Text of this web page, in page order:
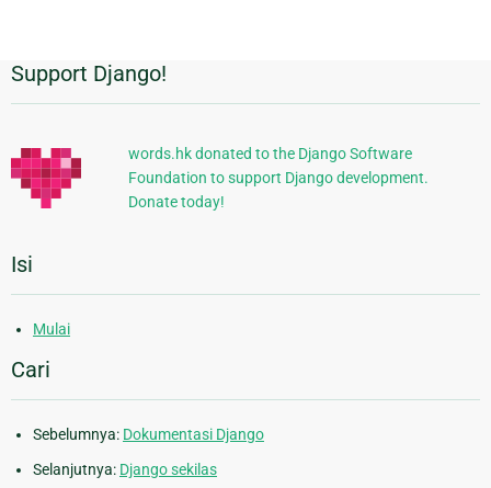
Informasi
Tambahan
Support Django!
words.hk donated to the Django Software
Foundation to support Django development.
Donate today!
Isi
Mulai
Cari
Sebelumnya: Dokumentasi Django
Selanjutnya: Django sekilas